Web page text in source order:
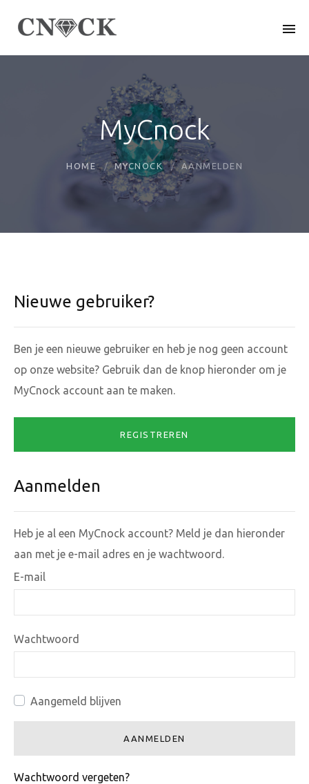
MyCnock
HOME MYCNOCK AANMELDEN
Nieuwe gebruiker?
Ben je een nieuwe gebruiker en heb je nog geen account
op onze website? Gebruik dan de knop hieronder om je
MyCnock account aan te maken.
REGISTREREN
Aanmelden
Heb je al een MyCnock account? Meld je dan hieronder
aan met je e-mail adres en je wachtwoord.
E-mail
Wachtwoord
Aangemeld blijven
AANMELDEN
Wachtwoord vergeten?